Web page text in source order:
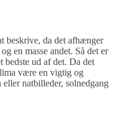
beskrive, da det afhænger
en masse andet. Så det er
bedste ud af det. Da det
være en vigtig og
natbilleder, solnedgang